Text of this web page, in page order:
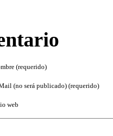
(requerido)
(no será publicado) (requerido)
web